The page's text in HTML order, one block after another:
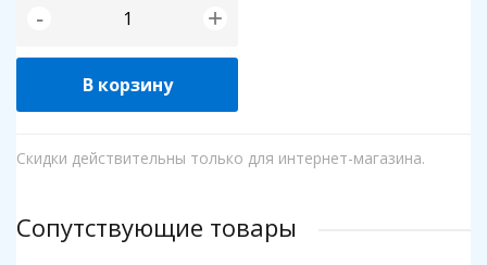
- +
В корзину
Скидки действительны только для интернет-магазина.
Сопутствующие товары